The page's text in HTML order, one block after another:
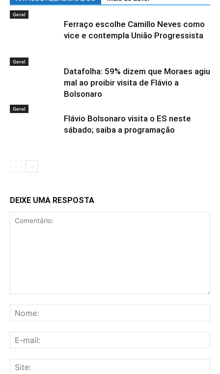
Geral
Ferraço escolhe Camillo Neves como
vice e contempla União Progressista
Geral
Datafolha: 59% dizem que Moraes agiu
mal ao proibir visita de Flávio a
Bolsonaro
Geral
Flávio Bolsonaro visita o ES neste
sábado; saiba a programação
DEIXE UMA RESPOSTA